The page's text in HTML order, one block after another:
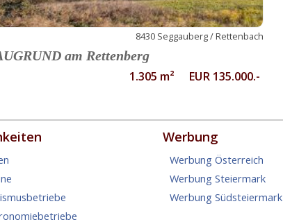
8430 Seggauberg / Rettenbach
am Rettenberg
1.305 m² EUR 135.000.-
Werbung
Werbung Österreich
Werbung Steiermark
Werbung Südsteiermark